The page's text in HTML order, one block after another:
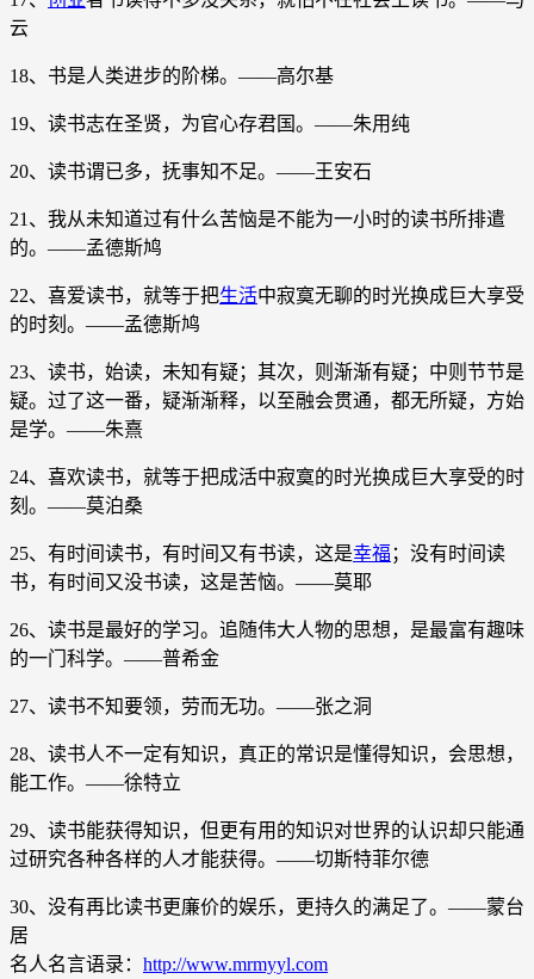
云
18、书是人类进步的阶梯。——高尔基
19、读书志在圣贤，为官心存君国。——朱用纯
20、读书谓已多，抚事知不足。——王安石
21、我从未知道过有什么苦恼是不能为一小时的读书所排遣
的。——孟德斯鸠
22、喜爱读书，就等于把生活中寂寞无聊的时光换成巨大享受
的时刻。——孟德斯鸠
23、读书，始读，未知有疑；其次，则渐渐有疑；中则节节是
疑。过了这一番，疑渐渐释，以至融会贯通，都无所疑，方始
是学。——朱熹
24、喜欢读书，就等于把成活中寂寞的时光换成巨大享受的时
刻。——莫泊桑
25、有时间读书，有时间又有书读，这是幸福 ；没有时间读
书，有时间又没书读，这是苦恼。——莫耶
26、读书是最好的学习。追随伟大人物的思想，是最富有趣味
的一门科学。——普希金
27、读书不知要领，劳而无功。——张之洞
28、读书人不一定有知识，真正的常识是懂得知识，会思想，
能工作。——徐特立
29、读书能获得知识，但更有用的知识对世界的认识却只能通
过研究各种各样的人才能获得。——切斯特菲尔德
30、没有再比读书更廉价的娱乐，更持久的满足了。——蒙台
居
名人名言语录： http://www.mrmyyl.com